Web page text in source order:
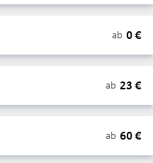
ab 0€
ab 23 €
ab 60€